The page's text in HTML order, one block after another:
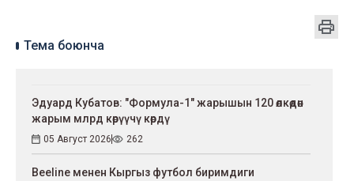
Тема боюнча
Эдуард Кубатов: "Формула-1" жарышын 120 өлкөдөн
жарым млрд көрүүчү көрдү
05 Август 2026 262
Beeline менен Кыргыз футбол биримдиги